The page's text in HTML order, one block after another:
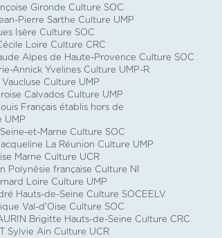
Gironde Culture SOC
Pierre Sarthe Culture UMP
Isère Culture SOC
Loire Culture CRC
Alpes de Haute-Provence Culture SOC
Annick Yvelines Culture UMP-R
Vaucluse Culture UMP
Calvados Culture UMP
Français établis hors de
UMP
et-Marne Culture SOC
La Réunion Culture UMP
Marne Culture UCR
Polynésie française Culture NI
Loire Culture UMP
Hauts-de-Seine Culture SOCEELV
Val-d'Oise Culture SOC
Brigitte Hauts-de-Seine Culture CRC
Sylvie Ain Culture UCR